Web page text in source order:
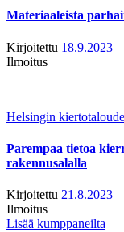
Materiaaleista
Kirjoitettu 18.9.2023
Ilmoitus
Helsingin
Parempaa tietoa
rakennusalalla
Kirjoitettu 21.8.2023
Ilmoitus
Lisää kumppaneilta